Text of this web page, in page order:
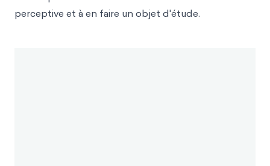
perceptive et à en faire un objet d'étude.